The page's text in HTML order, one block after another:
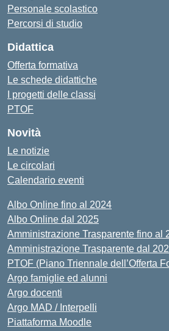
Personale scolastico
Percorsi di studio
Didattica
Offerta formativa
Le schede didattiche
I progetti delle classi
PTOF
Novità
Le notizie
Le circolari
Calendario eventi
Albo Online fino al 2024
Albo Online dal 2025
Amministrazione Trasparente fino al
Amministrazione Trasparente dal
PTOF (Piano Triennale dell’Offerta
Argo famiglie ed alunni
Argo docenti
Argo MAD / Interpelli
Piattaforma Moodle